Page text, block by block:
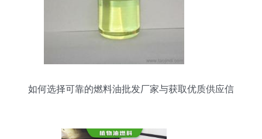
如何选择可靠的燃料油批发厂家与获取优质供应信